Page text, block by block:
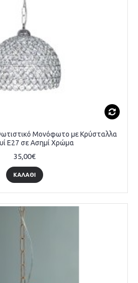
Μονόφωτο με Κρύσταλλα
E27 σε Ασημί Χρώμα
35,00€
ΚΑΛΆΘΙ